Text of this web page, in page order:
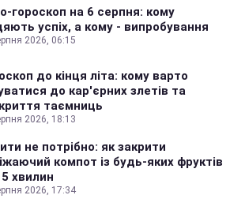
гороскоп на 6 серпня: кому
успіх, а кому - випробування
2026, 06:15
до кінця літа: кому варто
до кар'єрних злетів та
таємниць
2026, 18:13
не потрібно: як закрити
компот із будь-яких фруктів
хвилин
2026, 17:34